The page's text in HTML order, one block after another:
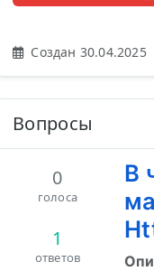
Создан 30.04.2025
Вопросы
0
голоса
1
ответов
В